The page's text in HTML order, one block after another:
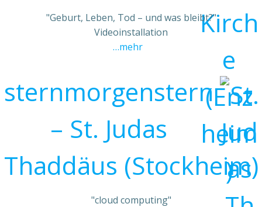
"Geburt, Leben, Tod – und was bleibt?"
Videoinstallation
…mehr
sternmorgenstern
– St. Judas
Thaddäus (Stockheim)
"cloud computing"